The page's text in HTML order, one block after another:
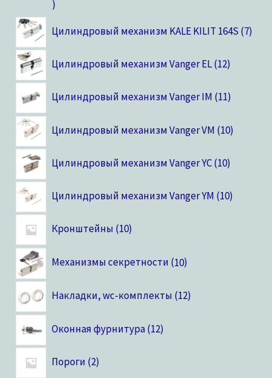
Цилиндровый механизм KALE KILIT 164S 7
Цилиндровый механизм Vanger EL 12
Цилиндровый механизм Vanger IM 11
Цилиндровый механизм Vanger VM 10
Цилиндровый механизм Vanger YC 10
Цилиндровый механизм Vanger YM 10
Кронштейны 10
Механизмы секретности 10
Накладки, wc-комплекты 12
Оконная фурнитура 12
Пороги 2